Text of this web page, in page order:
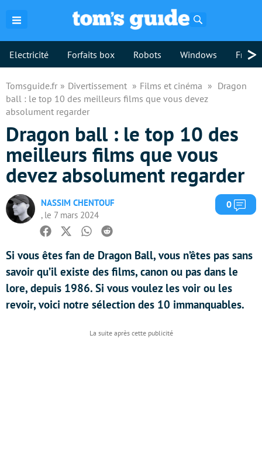
Electricité Forfaits box Robots Windows >
Tomsguide.fr Divertissement Films et cinéma
Dragon
ball : le top 10 des meilleurs films que vous devez
absolument regarder
Dragon ball : le top 10 des
meilleurs films que vous
devez absolument regarder
NASSIM CHENTOUF
, le 7 mars 2024
0
Facebook
TwitterWhatsapp
Reddit
Si vous êtes fan de Dragon Ball, vous n’êtes pas sans
savoir qu’il existe des films, canon ou pas dans le
lore, depuis 1986. Si vous voulez les voir ou les
revoir, voici notre sélection des 10 immanquables.